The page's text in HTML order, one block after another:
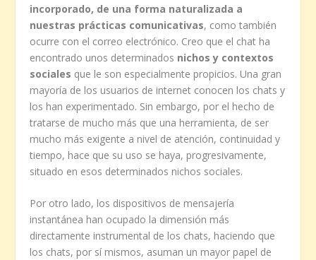
incorporado, de una forma naturalizada a
nuestras prácticas comunicativas, como también
ocurre con el correo electrónico. Creo que el chat ha
encontrado unos determinados nichos y contextos
sociales que le son especialmente propicios. Una gran
mayoría de los usuarios de internet conocen los chats y
los han experimentado. Sin embargo, por el hecho de
tratarse de mucho más que una herramienta, de ser
mucho más exigente a nivel de atención, continuidad y
tiempo, hace que su uso se haya, progresivamente,
situado en esos determinados nichos sociales.
Por otro lado, los dispositivos de mensajería
instantánea han ocupado la dimensión más
directamente instrumental de los chats, haciendo que
los chats, por sí mismos, asuman un mayor papel de